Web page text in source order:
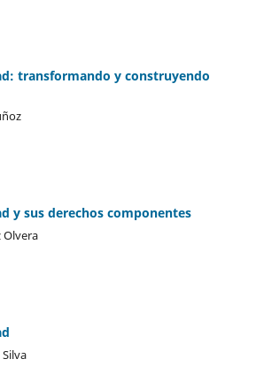
transformando y construyendo
y sus derechos componentes
Olvera